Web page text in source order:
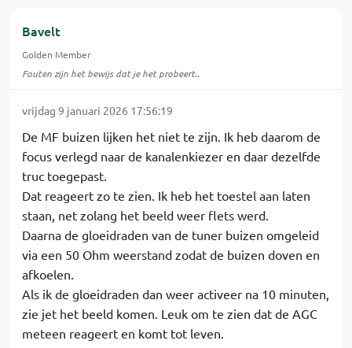
Bavelt
Golden Member
Fouten zijn het bewijs dat je het probeert..
vrijdag 9 januari 2026 17:56:19
De MF buizen lijken het niet te zijn. Ik heb daarom de
focus verlegd naar de kanalenkiezer en daar dezelfde
truc toegepast.
Dat reageert zo te zien. Ik heb het toestel aan laten
staan, net zolang het beeld weer flets werd.
Daarna de gloeidraden van de tuner buizen omgeleid
via een 50 Ohm weerstand zodat de buizen doven en
afkoelen.
Als ik de gloeidraden dan weer activeer na 10 minuten,
zie jet het beeld komen. Leuk om te zien dat de AGC
meteen reageert en komt tot leven.